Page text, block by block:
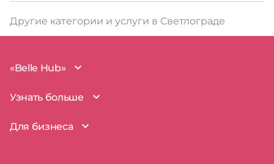
Другие категории и услуги в Светлограде
«Belle Hub»
О проекте
Наша команда
Узнать больше
BelleHub для вас
Для бизнеса